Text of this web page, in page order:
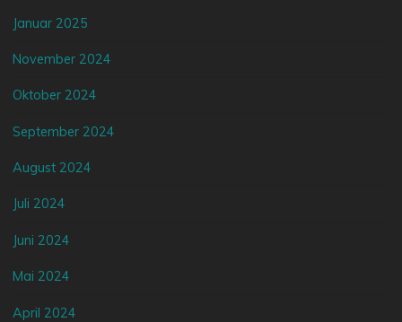
Januar 2025
November 2024
Oktober 2024
September 2024
August 2024
Juli 2024
Juni 2024
Mai 2024
April 2024